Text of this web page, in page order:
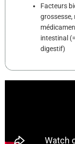
Facteurs
intestinal
digestif)